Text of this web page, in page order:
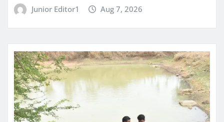
Junior Editor1 Aug 7, 2026